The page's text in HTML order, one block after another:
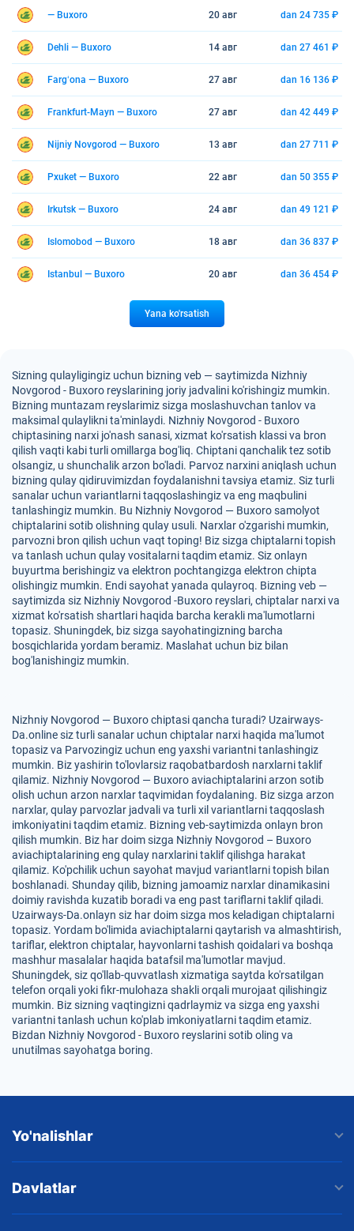
— Buxoro 20 авг dan 24 735 ₽
Dehli — Buxoro 14 авг dan 27 461 ₽
Fargʻona — Buxoro 27 авг dan 16 136 ₽
Frankfurt-Mayn — Buxoro 27 авг dan 42 449 ₽
Nijniy Novgorod — Buxoro 13 авг dan 27 711 ₽
Pxuket — Buxoro 22 авг dan 50 355 ₽
Irkutsk — Buxoro 24 авг dan 49 121 ₽
Islomobod — Buxoro 18 авг dan 36 837 ₽
Istanbul — Buxoro 20 авг dan 36 454 ₽
Yana ko'rsatish
Sizning qulayligingiz uchun bizning veb — saytimizda Nizhniy
Novgorod - Buxoro reyslarining joriy jadvalini ko'rishingiz mumkin.
Bizning muntazam reyslarimiz sizga moslashuvchan tanlov va
maksimal qulaylikni ta'minlaydi. Nizhniy Novgorod - Buxoro
chiptasining narxi jo'nash sanasi, xizmat ko'rsatish klassi va bron
qilish vaqti kabi turli omillarga bog'liq. Chiptani qanchalik tez sotib
olsangiz, u shunchalik arzon bo'ladi. Parvoz narxini aniqlash uchun
bizning qulay qidiruvimizdan foydalanishni tavsiya etamiz. Siz turli
sanalar uchun variantlarni taqqoslashingiz va eng maqbulini
tanlashingiz mumkin. Bu Nizhniy Novgorod — Buxoro samolyot
chiptalarini sotib olishning qulay usuli. Narxlar o'zgarishi mumkin,
parvozni bron qilish uchun vaqt toping! Biz sizga chiptalarni topish
va tanlash uchun qulay vositalarni taqdim etamiz. Siz onlayn
buyurtma berishingiz va elektron pochtangizga elektron chipta
olishingiz mumkin. Endi sayohat yanada qulayroq. Bizning veb —
saytimizda siz Nizhniy Novgorod -Buxoro reyslari, chiptalar narxi va
xizmat ko'rsatish shartlari haqida barcha kerakli ma'lumotlarni
topasiz. Shuningdek, biz sizga sayohatingizning barcha
bosqichlarida yordam beramiz. Maslahat uchun biz bilan
bog'lanishingiz mumkin.
Nizhniy Novgorod — Buxoro chiptasi qancha turadi? Uzairways-
Da.online siz turli sanalar uchun chiptalar narxi haqida ma'lumot
topasiz va Parvozingiz uchun eng yaxshi variantni tanlashingiz
mumkin. Biz yashirin to'lovlarsiz raqobatbardosh narxlarni taklif
qilamiz. Nizhniy Novgorod — Buxoro aviachiptalarini arzon sotib
olish uchun arzon narxlar taqvimidan foydalaning. Biz sizga arzon
narxlar, qulay parvozlar jadvali va turli xil variantlarni taqqoslash
imkoniyatini taqdim etamiz. Bizning veb-saytimizda onlayn bron
qilish mumkin. Biz har doim sizga Nizhniy Novgorod – Buxoro
aviachiptalarining eng qulay narxlarini taklif qilishga harakat
qilamiz. Ko'pchilik uchun sayohat mavjud variantlarni topish bilan
boshlanadi. Shunday qilib, bizning jamoamiz narxlar dinamikasini
doimiy ravishda kuzatib boradi va eng past tariflarni taklif qiladi.
Uzairways-Da.onlayn siz har doim sizga mos keladigan chiptalarni
topasiz. Yordam bo'limida aviachiptalarni qaytarish va almashtirish,
tariflar, elektron chiptalar, hayvonlarni tashish qoidalari va boshqa
mashhur masalalar haqida batafsil ma'lumotlar mavjud.
Shuningdek, siz qo'llab-quvvatlash xizmatiga saytda ko'rsatilgan
telefon orqali yoki fikr-mulohaza shakli orqali murojaat qilishingiz
mumkin. Biz sizning vaqtingizni qadrlaymiz va sizga eng yaxshi
variantni tanlash uchun ko'plab imkoniyatlarni taqdim etamiz.
Bizdan Nizhniy Novgorod - Buxoro reyslarini sotib oling va
unutilmas sayohatga boring.
Yo'nalishlar
Davlatlar